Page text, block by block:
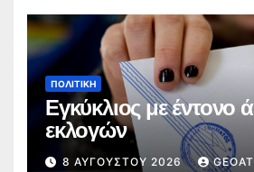
ΠΟΛΙΤΙΚΉ
Εγκύκλιος με έντονο
εκλογών
8 ΑΥΓΟΎΣΤΟΥ 2026